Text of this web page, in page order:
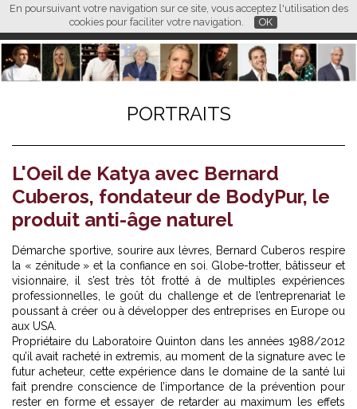
En poursuivant votre navigation sur ce site, vous acceptez l'utilisation des
cookies pour faciliter votre navigation.
OK
FR EN CN
L M
PORTRAITS
L'Oeil de Katya avec Bernard
Cuberos, fondateur de BodyPur, le
produit anti-âge naturel
Démarche sportive, sourire aux lèvres, Bernard Cuberos respire
la « zénitude » et la confiance en soi. Globe-trotter, bâtisseur et
visionnaire, il s’est très tôt frotté à de multiples expériences
professionnelles, le goût du challenge et de l’entreprenariat le
poussant à créer ou à développer des entreprises en Europe ou
aux USA.
Propriétaire du Laboratoire Quinton dans les années 1988/2012
qu’il avait racheté in extremis, au moment de la signature avec le
futur acheteur, cette expérience dans le domaine de la santé lui
fait prendre conscience de l’importance de la prévention pour
rester en forme et essayer de retarder au maximum les effets